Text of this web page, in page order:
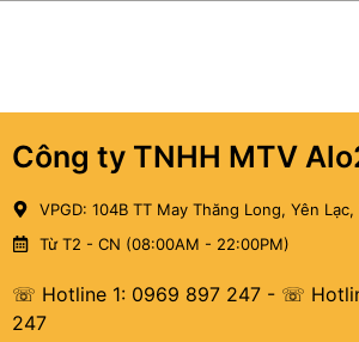
Công ty TNHH MTV
VPGD: 104B TT May Thăng Long, Yên
Từ T2 - CN (08:00AM - 22:00PM)
☏ Hotline 1: 0969 897 247 - ☏
247